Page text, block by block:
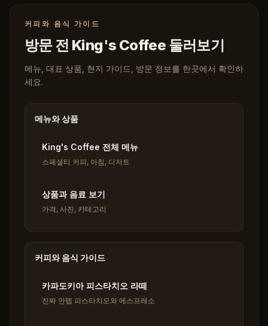
커피와 음식 가이드
방문 전 King's Coffee 둘러보기
메뉴, 대표 상품, 현지 가이드, 방문 정보를 한곳에서 확인하
세요.
메뉴와 상품
King's Coffee 전체 메뉴
스페셜티 커피, 아침, 디저트
상품과 음료 보기
가격, 사진, 카테고리
커피와 음식 가이드
카파도키아 피스타치오 라떼
진짜 안텝 피스타치오와 에스프레소